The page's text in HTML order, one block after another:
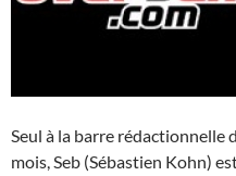
Seul à la barre rédactionnelle
mois, Seb (Sébastien Kohn)